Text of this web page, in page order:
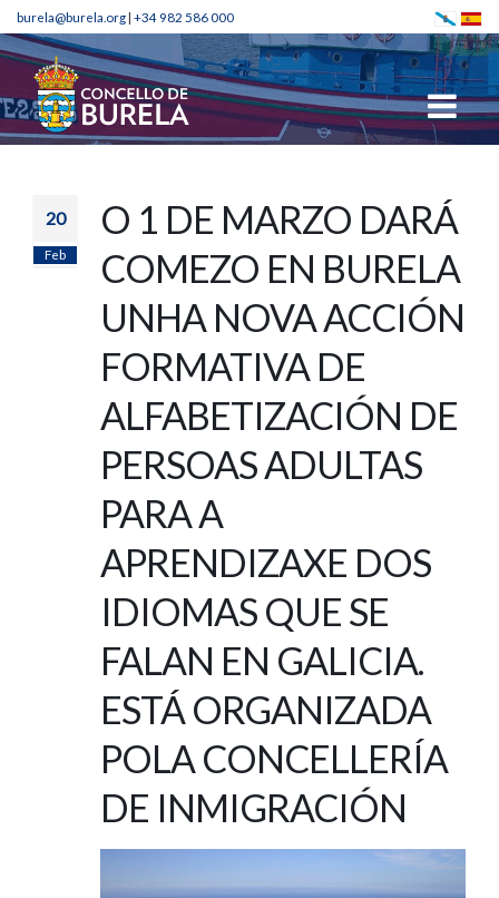
burela@burela.org| +34 982 586 000
20
Feb
O 1 DE MARZO DARÁ
COMEZO EN BURELA
UNHA NOVA ACCIÓN
FORMATIVA DE
ALFABETIZACIÓN DE
PERSOAS ADULTAS
PARA A
APRENDIZAXE DOS
IDIOMAS QUE SE
FALAN EN GALICIA.
ESTÁ ORGANIZADA
POLA CONCELLERÍA
DE INMIGRACIÓN